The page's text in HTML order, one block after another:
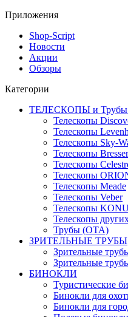
Приложения
Shop-Script
Новости
Акции
Обзоры
Категории
ТЕЛЕСКОПЫ и Трубы
Телескопы
Телескопы
Телескопы Sky-
Телескопы Bresser
Телескопы
Телескопы
Телескопы Meade
Телескопы Veber
Телескопы
Телескопы
Трубы (ОТА)
ЗРИТЕЛЬНЫЕ ТРУБЫ
Зрительные
Зрительные
БИНОКЛИ
Туристические
Бинокли для
Бинокли для